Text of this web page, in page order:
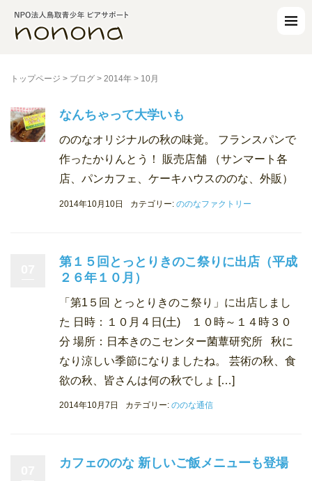
トップページ > ブログ > 2014年 > 10月
なんちゃって大学いも
ののなオリジナルの秋の味覚。 フランスパンで
作ったかりんとう！ 販売店舗 （サンマート各
店、パンカフェ、ケーキハウスののな、外販）
2014年10月10日 カテゴリー: ののなファクトリー
第１５回とっとりきのこ祭りに出店（平成
２６年１０月）
「第1５回 とっとりきのこ祭り」に出店しまし
た 日時：１０月４日(土) １０時～１４時３０
分 場所：日本きのこセンター菌蕈研究所 秋に
なり涼しい季節になりましたね。 芸術の秋、食
欲の秋、皆さんは何の秋でしょ […]
2014年10月7日 カテゴリー: ののな通信
カフェののな 新しいご飯メニューも登場